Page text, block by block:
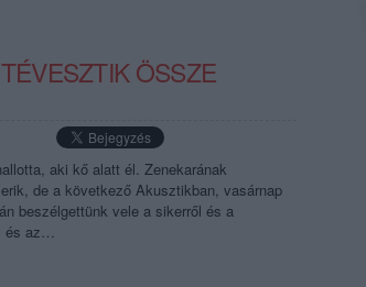
ÖSSZE
aki kő alatt él. Zenekarának
de a következő Akusztikban, vasárnap
beszélgettünk vele a sikerről és a
és az…